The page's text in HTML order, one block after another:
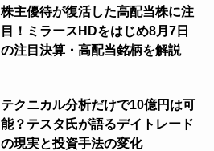
株主優待が復活した高配当株に注
目！ミラースHDをはじめ8月7日
の注目決算・高配当銘柄を解説
テクニカル分析だけで10億円は可
能？テスタ氏が語るデイトレード
の現実と投資手法の変化